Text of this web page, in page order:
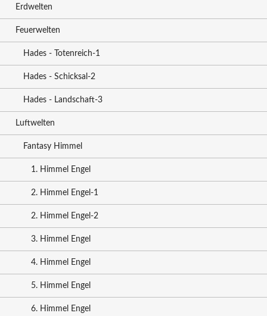
Erdwelten
Feuerwelten
Hades - Totenreich-1
Hades - Schicksal-2
Hades - Landschaft-3
Luftwelten
Fantasy Himmel
1. Himmel Engel
2. Himmel Engel-1
2. Himmel Engel-2
3. Himmel Engel
4. Himmel Engel
5. Himmel Engel
6. Himmel Engel